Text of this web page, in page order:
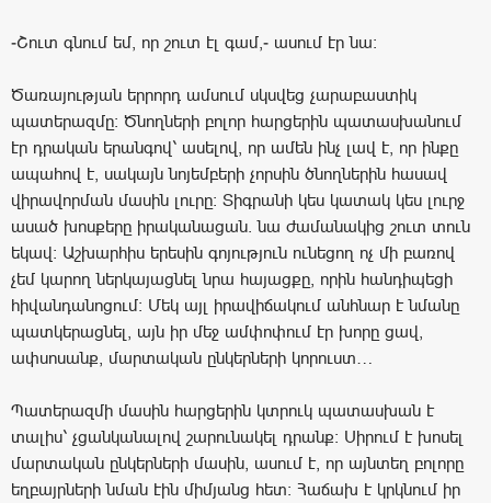
-Շուտ գնում եմ, որ շուտ էլ գամ,- ասում էր նա:
Ծառայության երրորդ ամսում սկսվեց չարաբաստիկ
պատերազմը: Ծնողների բոլոր հարցերին պատասխանում
էր դրական երանգով՝ ասելով, որ ամեն ինչ լավ է, որ ինքը
ապահով է, սակայն նոյեմբերի չորսին ծնողներին հասավ
վիրավորման մասին լուրը: Տիգրանի կես կատակ կես լուրջ
ասած խոսքերը իրականացան. նա ժամանակից շուտ տուն
եկավ: Աշխարհիս երեսին գոյություն ունեցող ոչ մի բառով
չեմ կարող ներկայացնել նրա հայացքը, որին հանդիպեցի
հիվանդանոցում: Մեկ այլ իրավիճակում անհնար է նմանը
պատկերացնել, այն իր մեջ ամփոփում էր խորը ցավ,
ափսոսանք, մարտական ընկերների կորուստ…
Պատերազմի մասին հարցերին կտրուկ պատասխան է
տալիս՝ չցանկանալով շարունակել դրանք: Սիրում է խոսել
մարտական ընկերների մասին, ասում է, որ այնտեղ բոլորը
եղբայրների նման էին միմյանց հետ: Հաճախ է կրկնում իր